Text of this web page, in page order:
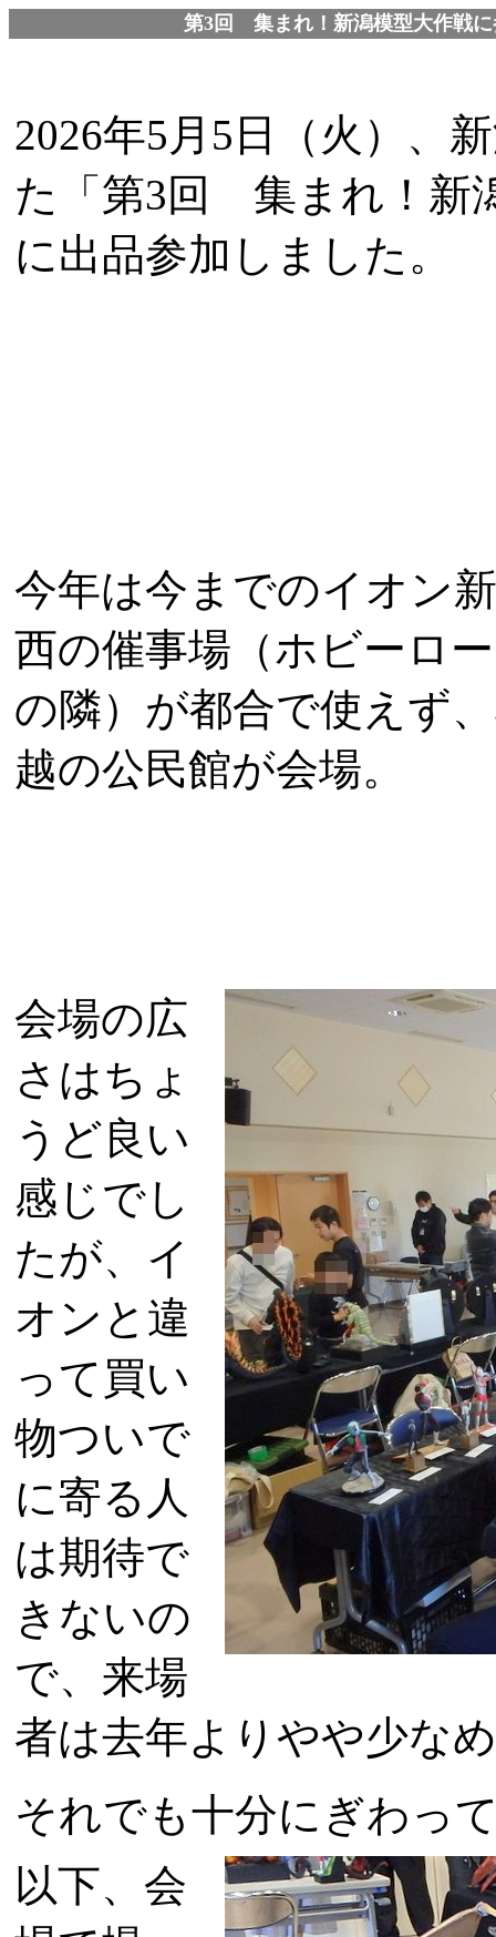
第3回 集まれ！新潟模型大作戦に
2026年5月5日（火）、
た「第3回 集まれ！新
に出品参加しました。
今年は今までのイオン
西の催事場（ホビーロ
の隣）が都合で使えず
越の公民館が会場。
会場の広
さはちょ
うど良い
感じでし
たが、イ
オンと違
って買い
物ついで
に寄る人
は期待で
きないの
で、来場
者は去年よりやや少な
それでも十分にぎわっ
以下、会